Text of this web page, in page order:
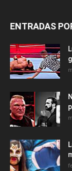
ENTRADAS